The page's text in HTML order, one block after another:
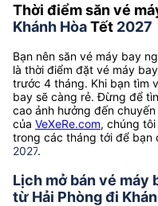
Thời điểm săn vé
Khánh HòaTết 2027
Bạn nên săn vé máy bay
là thời điểm đặt vé máy
trước 4 tháng. Khi bạn tìm
bay sẽ càng rẻ. Đừng để
cao ảnh hưởng đến
của VeXeRe.com, chúng
trong các tháng tới để bạn
2027.
Lịch mở bán vé máy
từ Hải Phòng đi